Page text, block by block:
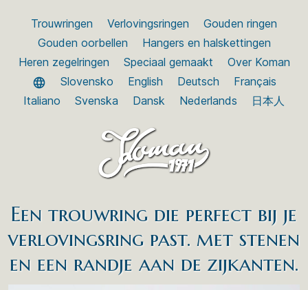
Trouwringen Verlovingsringen
Gouden ringen
Gouden oorbellen
Hangers en halskettingen
Heren zegelringen
Speciaal gemaakt
Over Koman
Slovensko
English Deutsch
Français
Italiano
Svenska Dansk Nederlands 日本人
Een trouwring die perfect bij je
verlovingsring past. met stenen
en een randje aan de zijkanten.